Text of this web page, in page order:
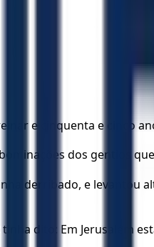
e cinquenta e cinco
dos gentios
derribado, e levantou
tinha dito: Em Jerusalém